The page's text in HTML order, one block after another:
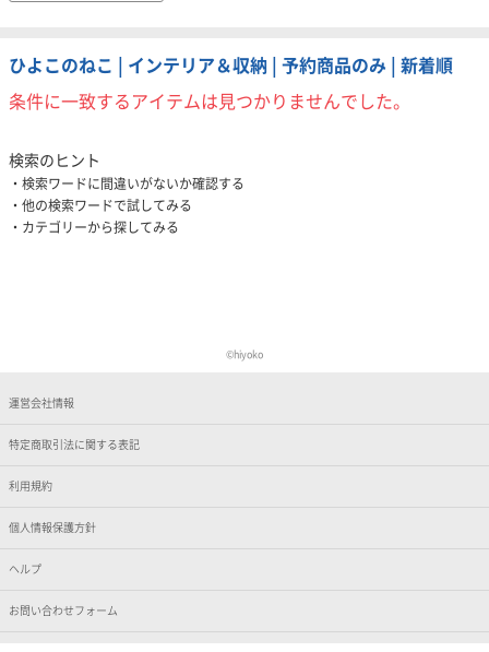
ひよこのねこ | インテリア＆収納 | 予約商品のみ | 新着順
条件に一致するアイテムは見つかりませんでした。
検索のヒント
検索ワードに間違いがないか確認する
他の検索ワードで試してみる
カテゴリーから探してみる
©︎hiyoko
運営会社情報
特定商取引法に関する表記
利用規約
個人情報保護方針
ヘルプ
お問い合わせフォーム